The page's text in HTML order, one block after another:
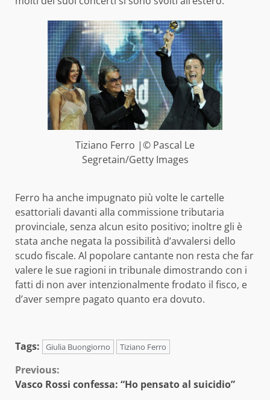
Tiziano Ferro |© Pascal Le
Segretain/Getty Images
Ferro ha anche impugnato più volte le cartelle
esattoriali davanti alla commissione tributaria
provinciale, senza alcun esito positivo; inoltre gli è
stata anche negata la possibilità d’avvalersi dello
scudo fiscale. Al popolare cantante non resta che far
valere le sue ragioni in tribunale dimostrando con i
fatti di non aver intenzionalmente frodato il fisco, e
d’aver sempre pagato quanto era dovuto.
Tags: Giulia Buongiorno Tiziano Ferro
Continue
Previous:
Vasco Rossi confessa: “Ho pensato al suicidio”